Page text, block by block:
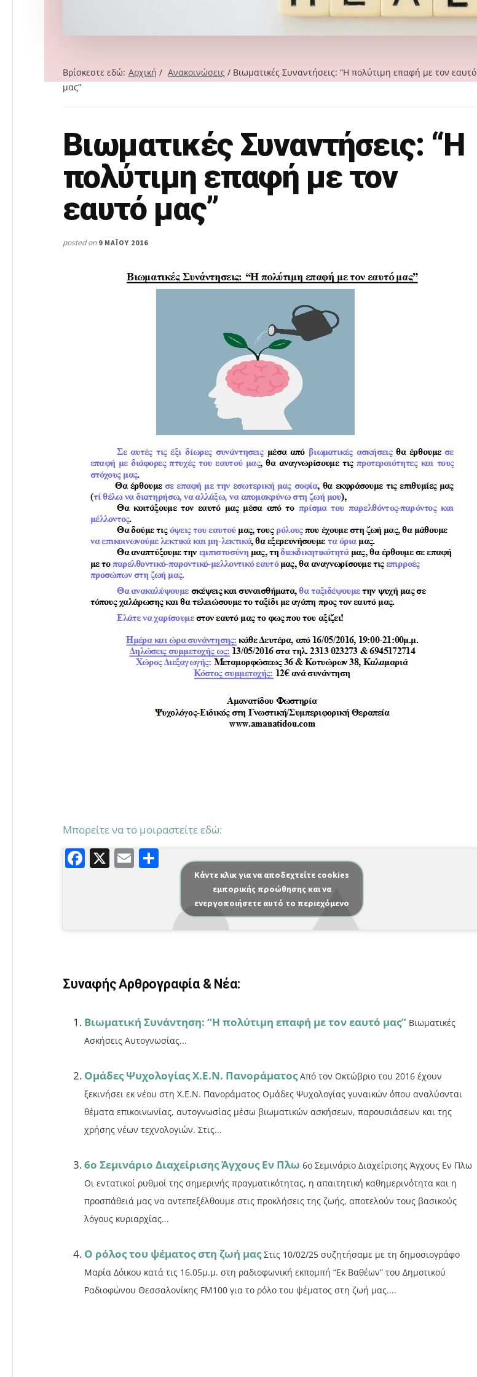
Βρίσκεστε εδώ: Αρχική / Ανακοινώσεις / Βιωματικές Συναντήσεις: “Η πολύτιμη επαφή με τον εαυτό
μας”
Search
this
website
Βιωματικές Συναντήσεις: “Η
πολύτιμη επαφή με τον
εαυτό μας”
posted on 9 ΜΑΪ́ΟΥ 2016
Μπορείτε να το μοιραστείτε εδώ:
F
b
o
k
X E
σ
ίτ
ε
Κάντε κλικ για να αποδεχτείτε cookies
εμπορικής προώθησης και να
ενεργοποιήσετε αυτό το περιεχόμενο
Συναφής Αρθρογραφία & Νέα:
Βιωματική Συνάντηση: “Η πολύτιμη επαφή με τον εαυτό μας” Βιωματικές
Ασκήσεις Αυτογνωσίας...
Ομάδες Ψυχολογίας Χ.Ε.Ν. Πανοράματος Από τον Οκτώβριο του 2016 έχουν
ξεκινήσει εκ νέου στη Χ.Ε.Ν. Πανοράματος Ομάδες Ψυχολογίας γυναικών όπου αναλύονται
θέματα επικοινωνίας, αυτογνωσίας μέσω βιωματικών ασκήσεων, παρουσιάσεων και της
χρήσης νέων τεχνολογιών. Στις...
6ο Σεμινάριο Διαχείρισης Άγχους Εν Πλω 6ο Σεμινάριο Διαχείρισης Άγχους Εν Πλω
Οι εντατικοί ρυθμοί της σημερινής πραγματικότητας, η απαιτητική καθημερινότητα και η
προσπάθειά μας να αντεπεξέλθουμε στις προκλήσεις της ζωής, αποτελούν τους βασικούς
λόγους κυριαρχίας...
Ο ρόλος του ψέματος στη ζωή μας Στις 10/02/25 συζητήσαμε με τη δημοσιογράφο
Μαρία Δόικου κατά τις 16.05μ.μ. στη ραδιοφωνική εκπομπή “Εκ Βαθέων” του Δημοτικού
Ραδιοφώνου Θεσσαλονίκης FM100 για το ρόλο του ψέματος στη ζωή μας....